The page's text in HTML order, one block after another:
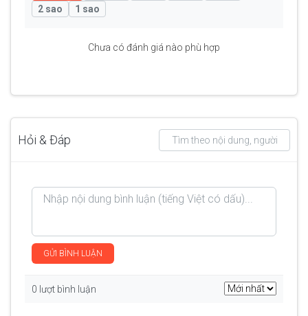
2 sao 1 sao
Chưa có đánh giá nào phù hợp
Hỏi & Đáp
GỬI BÌNH LUẬN
0 lượt bình luận